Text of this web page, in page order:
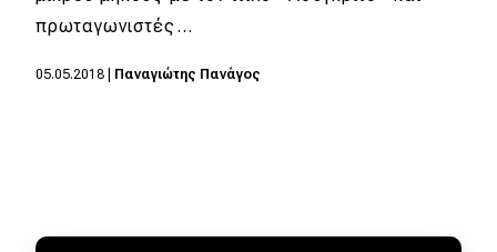
πρωταγωνιστές…
05.05.2018 Παναγιώτης Πανάγος